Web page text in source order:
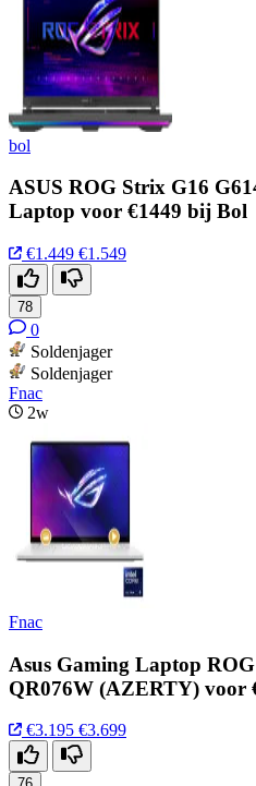
bol
ASUS ROG Strix G16
Laptop voor €1449 bij Bol
€1.449 €1.549
78
0
Soldenjager
Soldenjager
Fnac
2w
Fnac
Asus Gaming Laptop
QR076W (AZERTY) voor
€3.195 €3.699